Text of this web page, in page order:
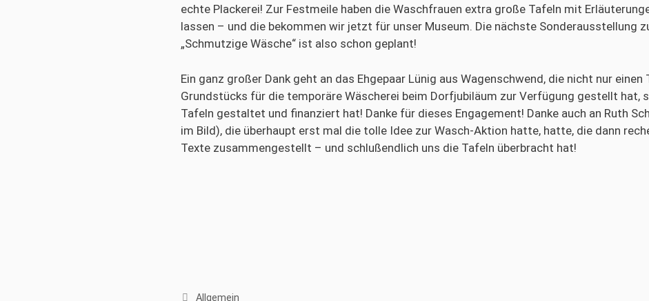
echte Plackerei! Zur Festmeile haben die Waschfrauen extra große Tafeln mit
lassen – und die bekommen wir jetzt für unser Museum. Die nächste Sonderausstellung
„Schmutzige Wäsche“ ist also schon geplant!
Ein ganz großer Dank geht an das Ehgepaar Lünig aus Wagenschwend, die nicht nur einen
Grundstücks für die temporäre Wäscherei beim Dorfjubiläum zur Verfügung gestellt hat,
Tafeln gestaltet und finanziert hat! Danke für dieses Engagement! Danke auch an Ruth
im Bild), die überhaupt erst mal die tolle Idee zur Wasch-Aktion hatte, hatte, die dann
Texte zusammengestellt – und schlußendlich uns die Tafeln überbracht hat!
Kategorien
Allgemein